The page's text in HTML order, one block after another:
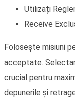
Utilizați
Receive
Folosește misiuni
acceptate.
crucial pentru
depunerile și